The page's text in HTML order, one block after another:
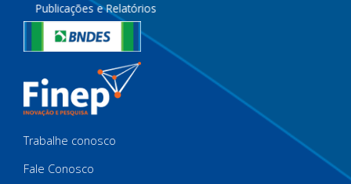
Publicações e Relatórios
Trabalhe conosco
Fale Conosco